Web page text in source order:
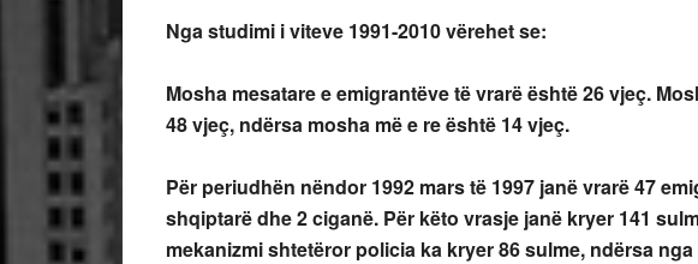
Nga studimi i viteve 1991-2010 vërehet se:
Mosha mesatare e emigrantëve të vrarë është 26 vjeç.
48 vjeç, ndërsa mosha më e re është 14 vjeç.
Për periudhën nëndor 1992 mars të 1997 janë vrarë 47
shqiptarë dhe 2 ciganë. Për këto vrasje janë kryer 141
mekanizmi shtetëror policia ka kryer 86 sulme, ndërsa